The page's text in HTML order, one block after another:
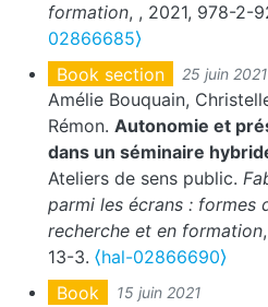
formation, , 2021, 978-2-
02866685⟩
Book section
25 juin 2021
Amélie Bouquain,
Rémon. Autonomie et
dans un séminaire
Ateliers de sens public.
parmi les écrans : formes
recherche et en formation,
13-3. ⟨hal-02866690⟩
Book
15 juin 2021